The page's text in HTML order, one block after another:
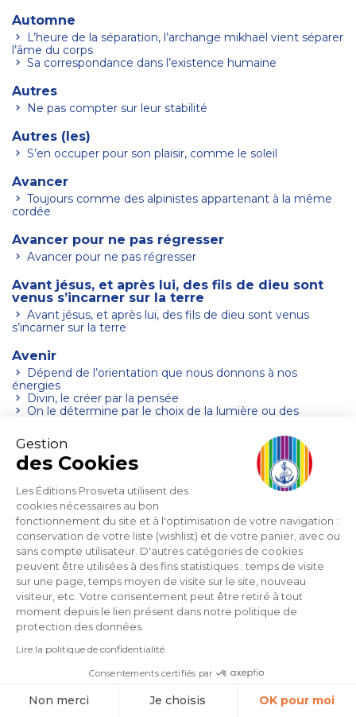
Gestion
des Cookies
Les Éditions Prosveta utilisent des
cookies nécessaires au bon
fonctionnement du site et à l'optimisation de votre navigation :
conservation de votre liste (wishlist) et de votre panier, avec ou
sans compte utilisateur. D'autres catégories de cookies
peuvent être utilisées à des fins statistiques : temps de visite
sur une page, temps moyen de visite sur le site, nouveau
visiteur, etc. Votre consentement peut être retiré à tout
moment depuis le lien présent dans notre politique de
protection des données.
Lire la politique de confidentialité
Consentements certifiés par
Non merci Je choisis OK pour moi
Automne
l’âme du corps
Sa correspondance dans l’existence humaine
Autres
Ne pas compter sur leur stabilité
Autres (les)
S’en occuper pour son plaisir, comme le soleil
Avancer
cordée
Avancer pour ne pas régresser
Avancer pour ne pas régresser
Avant jésus, et après lui, des fils de dieu sont
venus s’incarner sur la terre
s’incarner sur la terre
Avenir
énergies
Divin, le créer par la pensée
Avenir de lumière et de joie
Est déjà en marche pour les enfants de dieu
Avenir de l’humanité
Dépend de la façon dont on prépare les enfants à venir
au monde
Avenir lointain
Se l’imaginer magnifique
Avenir véritable: devenir comme dieu lui-même
Avenir véritable: devenir comme dieu lui-même
Aventures amoureuses
Que nous donne une voix intérieure